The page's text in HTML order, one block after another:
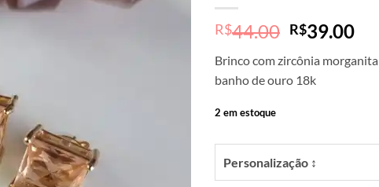
R$44.00 O
original
era:
R$39.00O
Brinco com zircônia
banho de ouro 18k
2 em estoque
Personalização ↕